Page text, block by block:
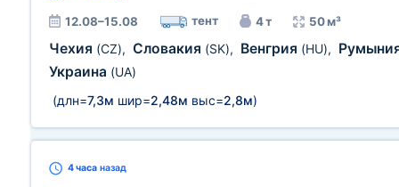
12.08–15.08 тент 4 т 50 м³
Чехия (CZ), Словакия (SK), Венгрия (HU),
Украина (UA)
(длн=7,3м шир=2,48м выс=2,8м)
4 часа назад